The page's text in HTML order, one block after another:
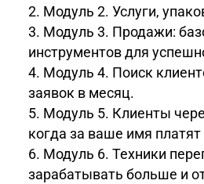
Модуль 2. Услуги,
Модуль 3. Продажи:
инструментов для
Модуль 4. Поиск
заявок в месяц.
Модуль 5. Клиенты
когда за ваше имя платят
Модуль 6. Техники
зарабатывать больше и